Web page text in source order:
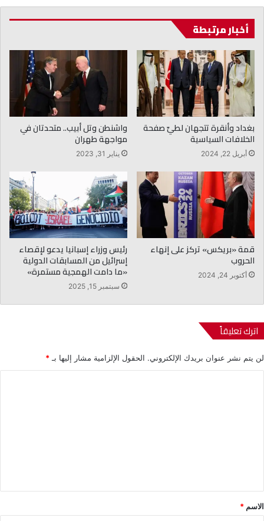
أخبار مرتبطة
بغداد وأنقرة تتجهان لطيّ صفحة
الخلافات السياسية
أبريل 22, 2024
واشنطن وتل أبيب.. متحدتان في
مواجهة طهران
يناير 31, 2023
قمة «بريكس» تركز على إنهاء
الحروب
أكتوبر 24, 2024
رئيس وزراء إسبانيا يدعو لإقصاء
إسرائيل من المسابقات الدولية
«ما دامت الهمجية مستمرة»
سبتمبر 15, 2025
اترك تعليقاً
لن يتم نشر عنوان بريدك الإلكتروني. الحقول الإلزامية مشار إليها بـ *
*
الاسم *